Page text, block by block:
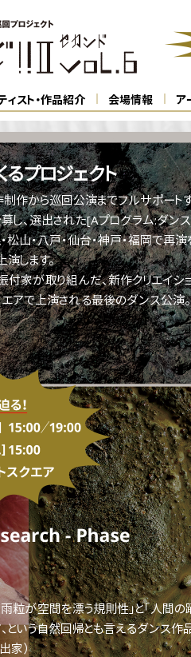
ィスト・作品紹介 会場情報 ア
プロジェクト
制作から巡回公演までフルサポート
し、選出された[Aプログラム:ダン
山・八戸・仙台・神戸・福岡で再演
します。
家が取り組んだ、新作クリエイシ
エアで上演される最後のダンス公演。
粒が空間を漂う規則性」と「人間の
という自然回帰とも言えるダンス作
家）